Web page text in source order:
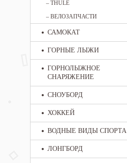
– THULE
– ВЕЛОЗАПЧАСТИ
САМОКАТ
ГОРНЫЕ ЛЫЖИ
ГОРНОЛЫЖНОЕ
СНАРЯЖЕНИЕ
СНОУБОРД
ХОККЕЙ
ВОДНЫЕ ВИДЫ СПОРТА
ЛОНГБОРД